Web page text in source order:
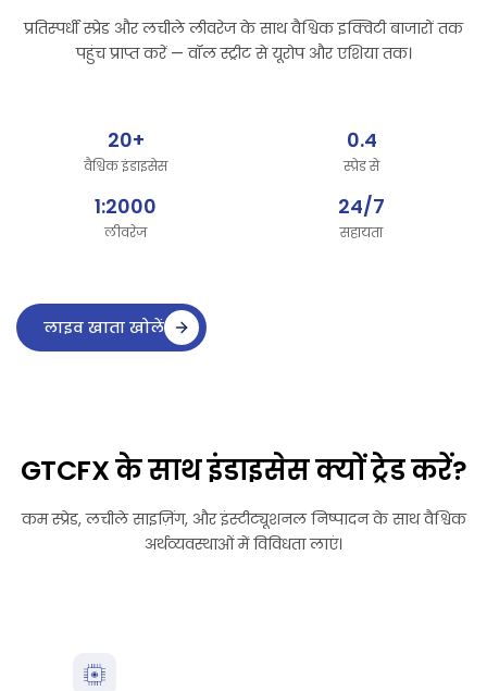
प्रतिस्पर्धी स्प्रेड और लचीले लीवरेज के साथ वैश्विक इक्विटी बाजारों तक
पहुंच प्राप्त करें — वॉल स्ट्रीट से यूरोप और एशिया तक।
20+
वैश्विक इंडाइसेस
0.4
स्प्रेड से
1:2000
लीवरेज
24/7
सहायता
लाइव खाता खोलें
GTCFX के साथ इंडाइसेस क्यों ट्रेड करें?
कम स्प्रेड, लचीले साइज़िंग, और इंस्टीट्यूशनल निष्पादन के साथ वैश्विक
अर्थव्यवस्थाओं में विविधता लाएं।